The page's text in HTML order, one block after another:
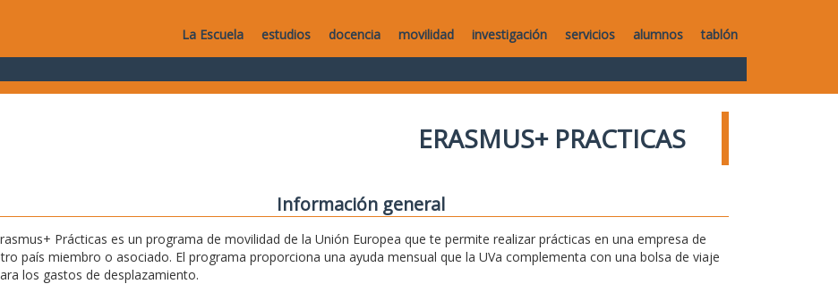
La Escuela estudios docencia movilidad investigación servicios alumnos tablón
ERASMUS+ PRACTICAS
Información general
Prácticas es un programa de movilidad de la Unión Europea que te permite realizar prácticas en una empresa de
país miembro o asociado. El programa proporciona una ayuda mensual que la UVa complementa con una bolsa de viaje
los gastos de desplazamiento.